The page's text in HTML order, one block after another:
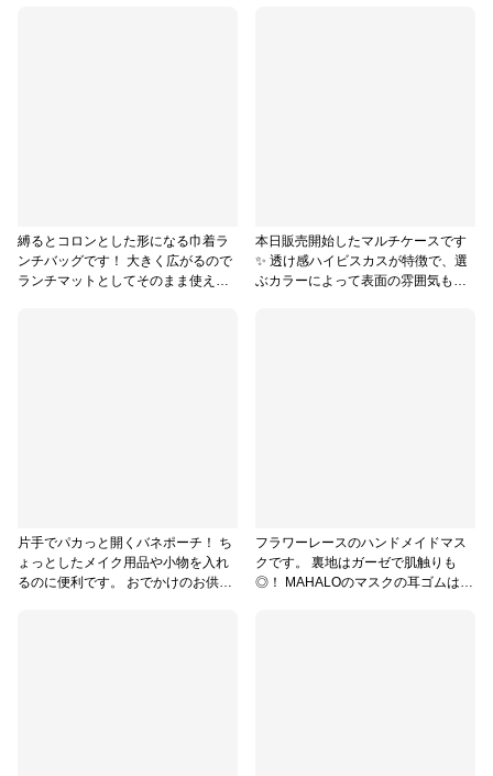
縛るとコロンとした形になる巾着ラ
ンチバッグです！ 大きく広がるので
ランチマットとしてそのまま使えま
本日販売開始したマルチケースです
✨ 透け感ハイビスカスが特徴で、選
ぶカラーによって表面の雰囲気も変
片手でパカっと開くバネポーチ！ ち
ょっとしたメイク用品や小物を入れ
るのに便利です。 おでかけのお供
フラワーレースのハンドメイドマス
クです。 裏地はガーゼで肌触りも
◎！ MAHALOのマスクの耳ゴムは耳